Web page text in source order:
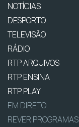
NOTÍCIAS
DESPORTO
TELEVISÃO
RÁDIO
RTP ARQUIVOS
RTP ENSINA
RTP PLAY
EM DIRETO
REVER PROGRAMAS